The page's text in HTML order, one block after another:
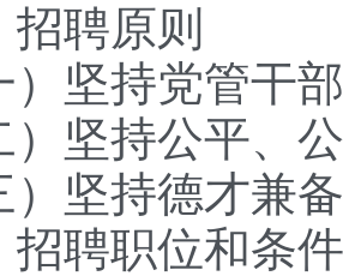
聘原则
持党管干部
持公平、公
持德才兼备
聘职位和条件